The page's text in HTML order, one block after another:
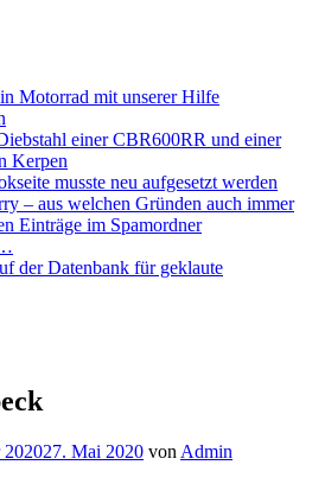
Motorrad mit unserer Hilfe
einer CBR600RR und einer
Kerpen
musste neu aufgesetzt werden
– aus welchen Gründen auch immer
Einträge im Spamordner
der Datenbank für geklaute
202027. Mai 2020 von Admin